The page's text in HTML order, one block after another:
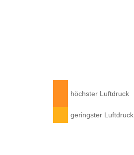
höchster Luftdruck
geringster Luftdruck